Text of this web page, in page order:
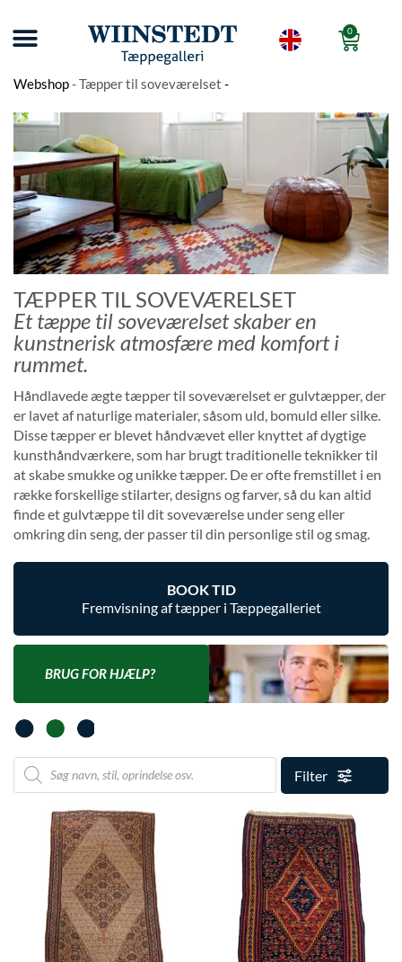
0
Webshop-Tæpper til soveværelset -
TÆPPER TIL SOVEVÆRELSET
Et tæppe til soveværelset skaber en
kunstnerisk atmosfære med komfort i
rummet.
Håndlavede ægte tæpper til soveværelset er gulvtæpper, der
er lavet af naturlige materialer, såsom uld, bomuld eller silke.
Disse tæpper er blevet håndvævet eller knyttet af dygtige
kunsthåndværkere, som har brugt traditionelle teknikker til
at skabe smukke og unikke tæpper. De er ofte fremstillet i en
række forskellige stilarter, designs og farver, så du kan altid
finde et gulvtæppe til dit soveværelse under seng eller
omkring din seng, der passer til din personlige stil og smag.
BOOK TID
Fremvisning af tæpper i Tæppegalleriet
BRUG FOR HJÆLP?
Filter